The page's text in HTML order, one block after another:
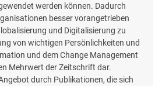
werden können. Dadurch
besser vorangetrieben
und Digitalisierung zu
von wichtigen Persönlichkeiten und
und dem Change Management
Mehrwert der Zeitschrift dar.
durch Publikationen, die sich